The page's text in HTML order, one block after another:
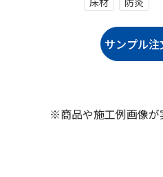
※商品や施工例画像が